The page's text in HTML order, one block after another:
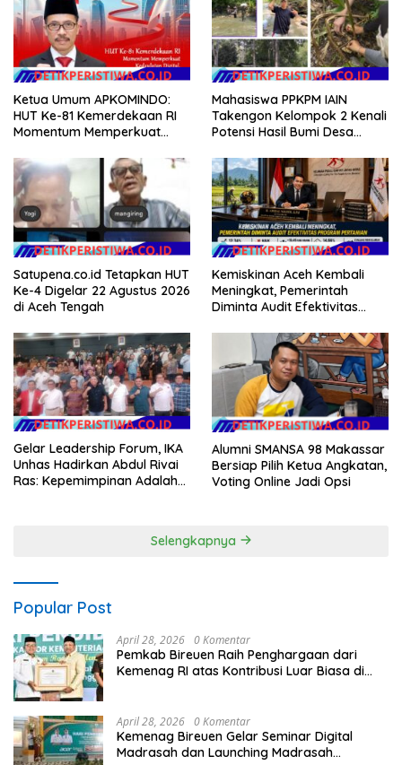
Ketua Umum APKOMINDO:
HUT Ke-81 Kemerdekaan RI
Momentum Memperkuat
Teknologi, dan Kepastian
Hukum Menuju Indonesia
Emas 2045
Mahasiswa PPKPM IAIN
Takengon Kelompok 2 Kenali
Potensi Hasil Bumi Desa
Satupena.co.id Tetapkan HUT
Ke-4 Digelar 22 Agustus 2026
di Aceh Tengah
Kemiskinan Aceh Kembali
Meningkat, Pemerintah
Diminta Audit Efektivitas
Gelar Leadership Forum, IKA
Unhas Hadirkan Abdul Rivai
Ras: Kepemimpinan Adalah
Alumni SMANSA 98 Makassar
Bersiap Pilih Ketua Angkatan,
Voting Online Jadi Opsi
Selengkapnya
Popular Post
April 28, 2026 0 Komentar
Pemkab Bireuen Raih Penghargaan dari
Kemenag RI atas Kontribusi Luar Biasa di
April 28, 2026 0 Komentar
Kemenag Bireuen Gelar Seminar Digital
Madrasah dan Launching Madrasah